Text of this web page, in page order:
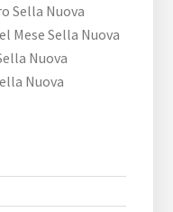
Sella Nuova
Mese Sella Nuova
Nuova
Nuova